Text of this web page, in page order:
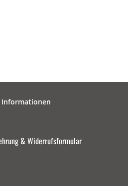
Informationen
& Widerrufsformular